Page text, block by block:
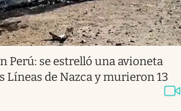
Perú: se estrelló una avioneta
Líneas de Nazca y murieron 13